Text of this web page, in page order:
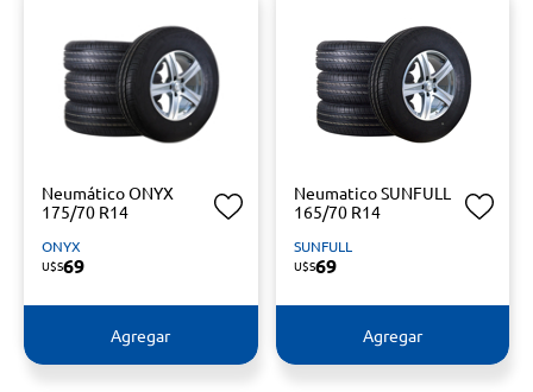
Neumático ONYX
175/70 R14
ONYX
U$S69
Agregar
Neumatico SUNFULL
165/70 R14
SUNFULL
U$S69
Agregar